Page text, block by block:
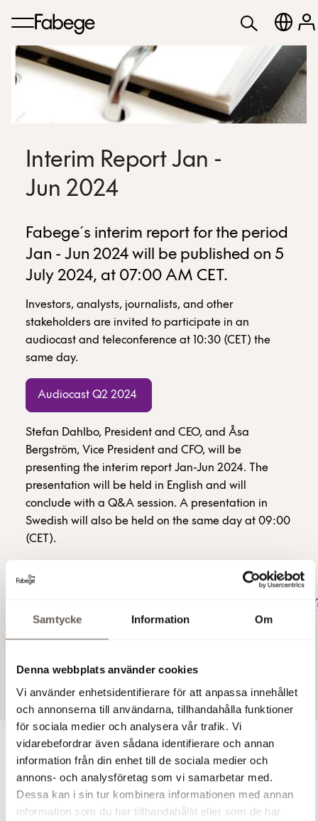
Samtycke Information Om
Denna webbplats använder cookies
Vi använder enhetsidentifierare för att anpassa innehållet
och annonserna till användarna, tillhandahålla funktioner
för sociala medier och analysera vår trafik. Vi
vidarebefordrar även sådana identifierare och annan
information från din enhet till de sociala medier och
annons- och analysföretag som vi samarbetar med.
Dessa kan i sin tur kombinera informationen med annan
information som du har tillhandahållit eller som de har
Interim Report Jan -
Jun 2024
Fabege´s interim report for the period
Jan - Jun 2024 will be published on 5
July 2024, at 07:00 AM CET.
Investors, analysts, journalists, and other
stakeholders are invited to participate in an
audiocast and teleconference at 10:30 (CET) the
same day.
Audiocast Q2 2024
Stefan Dahlbo, President and CEO, and Åsa
Bergström, Vice President and CFO, will be
presenting the interim report Jan-Jun 2024. The
presentation will be held in English and will
conclude with a Q&A session. A presentation in
Swedish will also be held on the same day at 09:00
(CET).
received by registering on the link below:
https://conference.financialhearings.com/teleconference/
id=5001832
numbers and a conference ID to access the
conference.
Do you have a question?
Peter Kangert